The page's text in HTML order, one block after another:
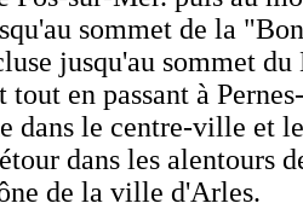
sommet de la
jusqu'au sommet
tout en passant à
dans le centre-ville et
dans les alentours
de la ville d'Arles.